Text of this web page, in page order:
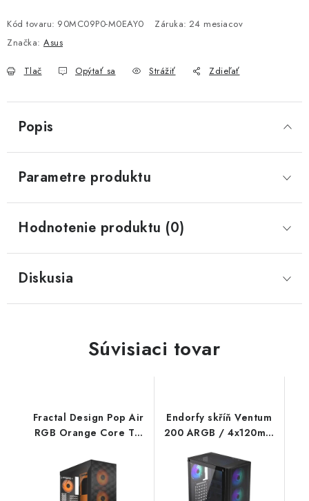
Kód tovaru: 90MC09P0-M0EAY0 Záruka: 24 mesiacov
Značka: Asus
Tlač Opýtať sa Strážiť Zdieľať
Popis
Parametre produktu
Hodnotenie produktu (0)
Diskusia
Súvisiaci tovar
Fractal Design Pop Air
RGB Orange Core TG
05
Endorfy skříň Ventum
200 ARGB / 4x120mm
2xUSB / tvrzené sklo /
černá EY2A014
SilentiumPC